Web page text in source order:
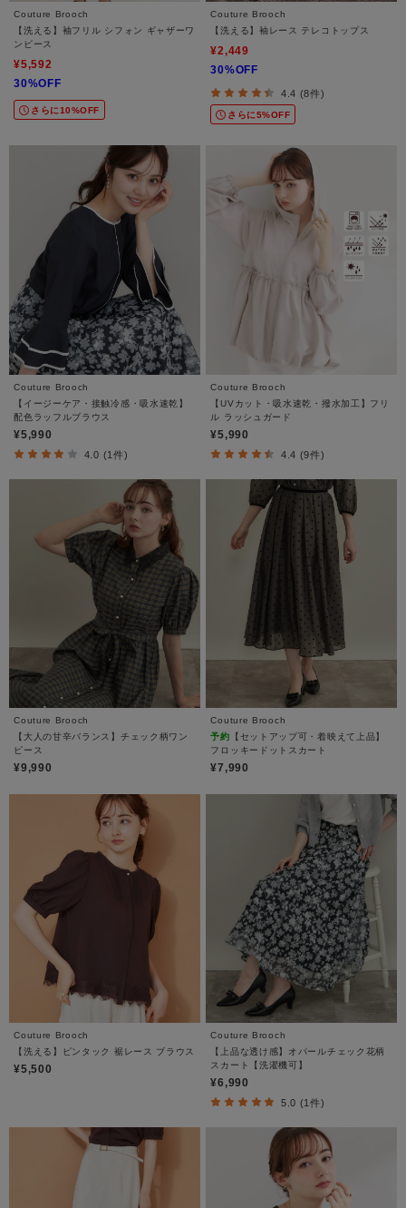
Couture Brooch
【洗える】袖フリル シフォン ギャザーワ
ンピース
¥5,592
30%OFF
さらに10%OFF
Couture Brooch
【洗える】袖レース テレコトップス
¥2,449
30%OFF
4.4 (8件)
さらに5%OFF
Couture Brooch
【イージーケア・接触冷感・吸水速乾】
配色ラッフルブラウス
¥5,990
4.0 (1件)
Couture Brooch
【UVカット・吸水速乾・撥水加工】フリ
ル ラッシュガード
¥5,990
4.4 (9件)
Couture Brooch
【大人の甘辛バランス】チェック柄ワン
ピース
¥9,990
Couture Brooch
予約 【セットアップ可・着映えて上品】
フロッキードットスカート
¥7,990
Couture Brooch
【洗える】ピンタック 裾レース ブラウス
¥5,500
Couture Brooch
【上品な透け感】オパールチェック花柄
スカート【洗濯機可】
¥6,990
5.0 (1件)